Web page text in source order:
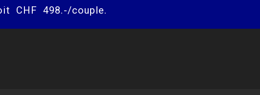
CHF 498.-/couple.